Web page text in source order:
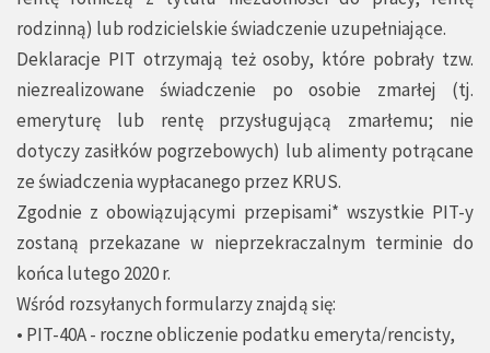
rodzinną) lub rodzicielskie świadczenie uzupełniające.
Deklaracje PIT otrzymają też osoby, które pobrały tzw.
niezrealizowane świadczenie po osobie zmarłej (tj.
emeryturę lub rentę przysługującą zmarłemu; nie
dotyczy zasiłków pogrzebowych) lub alimenty potrącane
ze świadczenia wypłacanego przez KRUS.
Zgodnie z obowiązującymi przepisami* wszystkie PIT-y
zostaną przekazane w nieprzekraczalnym terminie do
końca lutego 2020 r.
Wśród rozsyłanych formularzy znajdą się:
• PIT-40A - roczne obliczenie podatku emeryta/rencisty,